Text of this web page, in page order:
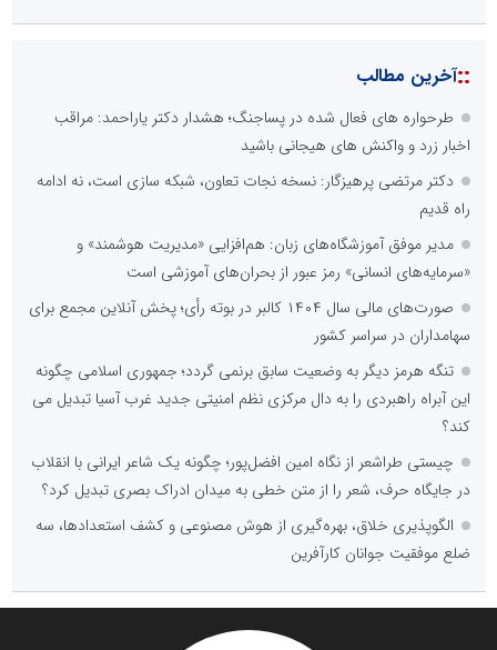
::آخرین مطالب
طرحواره های فعال شده در پساجنگ؛ هشدار دکتر یاراحمد: مراقب
اخبار زرد و واکنش های هیجانی باشید
دکتر مرتضی پرهیزگار: نسخه نجات تعاون، شبکه سازی است، نه ادامه
راه قدیم
مدیر موفق آموزشگاه‌های زبان: هم‌افزایی «مدیریت هوشمند» و
«سرمایه‌های انسانی» رمز عبور از بحران‌های آموزشی است
صورت‌های مالی سال ۱۴۰۴ کالبر در بوته رأی؛ پخش آنلاین مجمع برای
سهامداران در سراسر کشور
تنگه هرمز دیگر به وضعیت سابق برنمی گردد؛ جمهوری اسلامی چگونه
این آبراه راهبردی را به دال مرکزی نظم امنیتی جدید غرب آسیا تبدیل می
کند؟
چیستی طراشعر از نگاه امین افضل‌پور؛ چگونه یک شاعر ایرانی با انقلاب
در جایگاه حرف، شعر را از متن خطی به میدان ادراک بصری تبدیل کرد؟
الگوپذیری خلاق، بهره‌گیری از هوش مصنوعی و کشف استعدادها، سه
ضلع موفقیت جوانان کارآفرین